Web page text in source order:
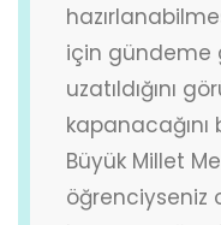
için gündeme
uzatıldığını
Büyük Millet
öğrenciyseniz